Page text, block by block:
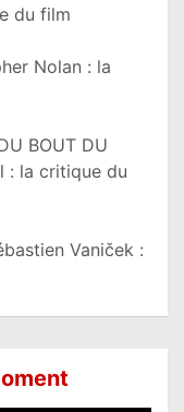
du film
Nolan : la
BOUT DU
: la critique du
Vaniček :